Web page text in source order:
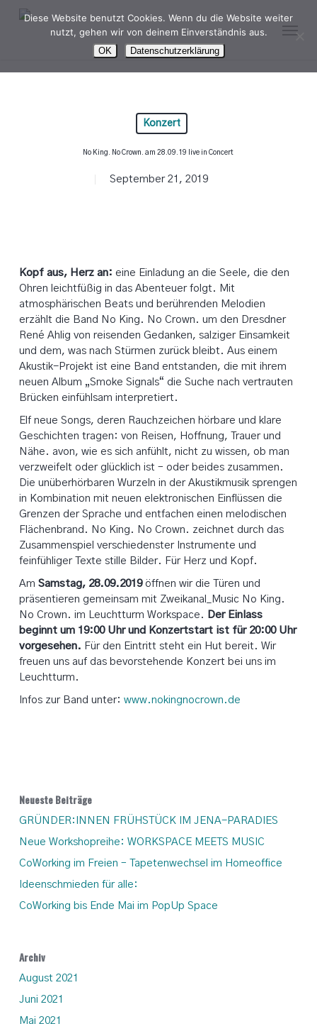
Menu
Konzert
No King. No Crown. am 28.09.19 live in Concert
September 21, 2019
Kopf aus, Herz an: eine Einladung an die Seele, die den
Ohren leichtfüßig in das Abenteuer folgt. Mit
atmosphärischen Beats und berührenden Melodien
erzählt die Band No King. No Crown. um den Dresdner
René Ahlig von reisenden Gedanken, salziger Einsamkeit
und dem, was nach Stürmen zurück bleibt. Aus einem
Akustik-Projekt ist eine Band entstanden, die mit ihrem
neuen Album „Smoke Signals“ die Suche nach vertrauten
Brücken einfühlsam interpretiert.
Elf neue Songs, deren Rauchzeichen hörbare und klare
Geschichten tragen: von Reisen, Hoffnung, Trauer und
Nähe. avon, wie es sich anfühlt, nicht zu wissen, ob man
verzweifelt oder glücklich ist – oder beides zusammen.
Die unüberhörbaren Wurzeln in der Akustikmusik sprengen
in Kombination mit neuen elektronischen Einflüssen die
Grenzen der Sprache und entfachen einen melodischen
Flächenbrand. No King. No Crown. zeichnet durch das
Zusammenspiel verschiedenster Instrumente und
feinfühliger Texte stille Bilder. Für Herz und Kopf.
Am Samstag, 28.09.2019öffnen wir die Türen und
präsentieren gemeinsam mit Zweikanal_Music No King.
No Crown. im Leuchtturm Workspace. Der Einlass
beginnt um 19:00 Uhr und Konzertstart ist für 20:00 Uhr
vorgesehen. Für den Eintritt steht ein Hut bereit. Wir
freuen uns auf das bevorstehende Konzert bei uns im
Leuchtturm.
Infos zur Band unter: www.nokingnocrown.de
Neueste Beiträge
GRÜNDER:INNEN FRÜHSTÜCK IM JENA-PARADIES
Neue Workshopreihe: WORKSPACE MEETS MUSIC
CoWorking im Freien – Tapetenwechsel im Homeoffice
Ideenschmieden für alle:
CoWorking bis Ende Mai im PopUp Space
Archiv
August 2021
Juni 2021
Mai 2021
Diese Website benutzt Cookies. Wenn du die Website weiter
nutzt, gehen wir von deinem Einverständnis aus.
OK Datenschutzerklärung